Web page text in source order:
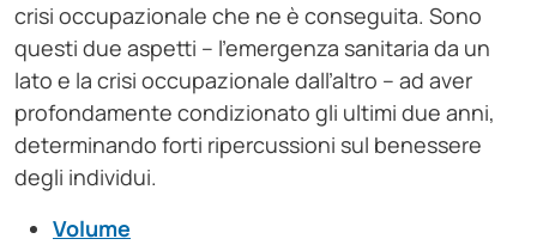
crisi occupazionale che ne è conseguita. Sono
questi due aspetti – l’emergenza sanitaria da un
lato e la crisi occupazionale dall’altro – ad aver
profondamente condizionato gli ultimi due anni,
determinando forti ripercussioni sul benessere
degli individui.
Volume